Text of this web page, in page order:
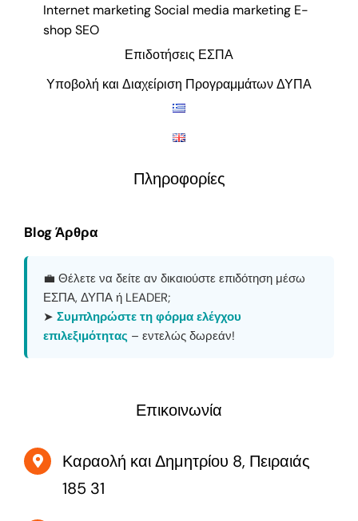
Internet marketing Social media marketing E-
shop SEO
Επιδοτήσεις ΕΣΠΑ
Υποβολή και Διαχείριση Προγραμμάτων ΔΥΠΑ
Πληροφορίες
Blog Άρθρα
💼 Θέλετε να δείτε αν δικαιούστε επιδότηση μέσω
ΕΣΠΑ, ΔΥΠΑ ή LEADER;
➤ Συμπληρώστε τη φόρμα ελέγχου
επιλεξιμότητας – εντελώς δωρεάν!
Επικοινωνία
Καραολή και Δημητρίου 8, Πειραιάς
185 31